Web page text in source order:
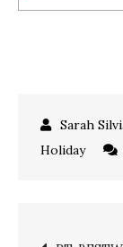
Holiday